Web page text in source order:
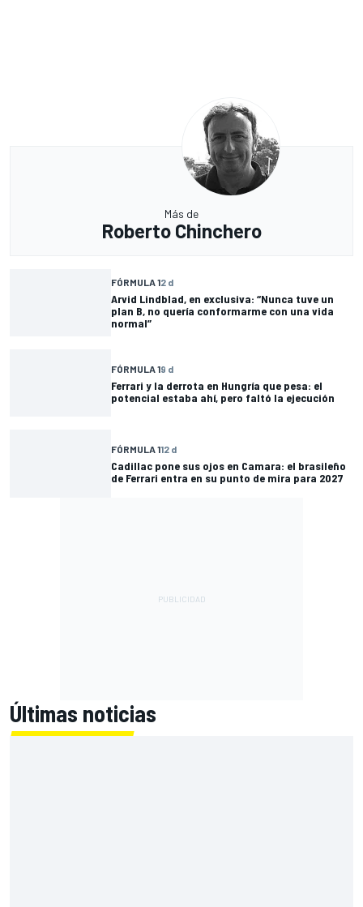
Más de
Roberto Chinchero
FÓRMULA 12 d
Arvid Lindblad, en exclusiva: “Nunca tuve un
plan B, no quería conformarme con una vida
normal”
FÓRMULA 19 d
Ferrari y la derrota en Hungría que pesa: el
potencial estaba ahí, pero faltó la ejecución
FÓRMULA 112 d
Cadillac pone sus ojos en Camara: el brasileño
de Ferrari entra en su punto de mira para 2027
Últimas noticias